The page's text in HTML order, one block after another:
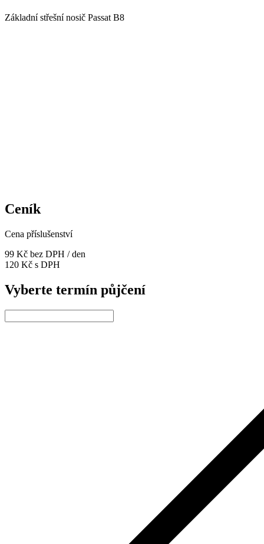
Základní střešní nosič Passat B8
Ceník
Cena příslušenství
99 Kč bez DPH / den
120 Kč s DPH
Vyberte termín půjčení